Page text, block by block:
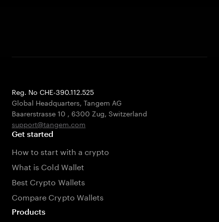
Reg. No CHE-390.112.525
Global Headquarters, Tangem AG
Baarerstrasse 10 , 6300 Zug, Switzerland
support@tangem.com
Get started
How to start with a crypto
What is Cold Wallet
Best Crypto Wallets
Compare Crypto Wallets
Products